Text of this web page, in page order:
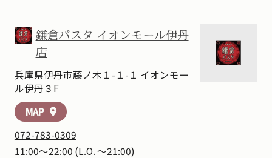
鎌倉パスタ イオンモール伊丹
店
兵庫県伊丹市藤ノ木１-１-１ イオンモー
ル伊丹３F
MAP location_on
072-783-0309
11:00～22:00 (L.O. ～21:00)